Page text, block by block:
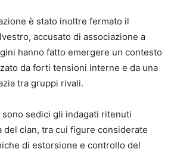
è stato inoltre fermato il
accusato di associazione a
hanno fatto emergere un contesto
da forti tensioni interne e da una
tra gruppi rivali.
sedici gli indagati ritenuti
clan, tra cui figure considerate
di estorsione e controllo del